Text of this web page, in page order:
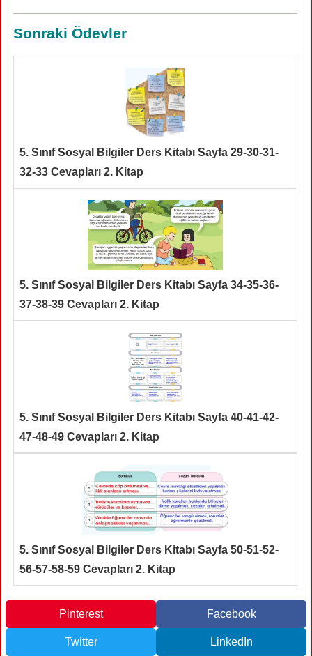
Sonraki Ödevler
5. Sınıf Sosyal Bilgiler Ders Kitabı Sayfa 29-30-31-
32-33 Cevapları 2. Kitap
5. Sınıf Sosyal Bilgiler Ders Kitabı Sayfa 34-35-36-
37-38-39 Cevapları 2. Kitap
5. Sınıf Sosyal Bilgiler Ders Kitabı Sayfa 40-41-42-
47-48-49 Cevapları 2. Kitap
5. Sınıf Sosyal Bilgiler Ders Kitabı Sayfa 50-51-52-
56-57-58-59 Cevapları 2. Kitap
Pinterest Facebook
Twitter LinkedIn